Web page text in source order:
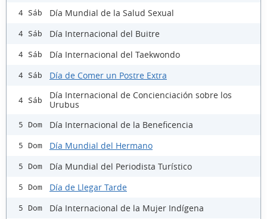
4 Sáb Día Mundial de la Salud Sexual
4 Sáb Día Internacional del Buitre
4 Sáb Día Internacional del Taekwondo
4 Sáb Día de Comer un Postre Extra
4 Sáb
Día Internacional de Concienciación sobre los
Urubus
5 Dom Día Internacional de la Beneficencia
5 Dom Día Mundial del Hermano
5 Dom Día Mundial del Periodista Turístico
5 Dom Día de Llegar Tarde
5 Dom Día Internacional de la Mujer Indígena